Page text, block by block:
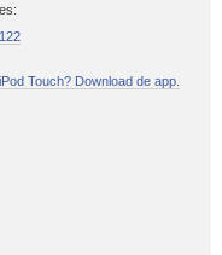
Touch? Download de app.